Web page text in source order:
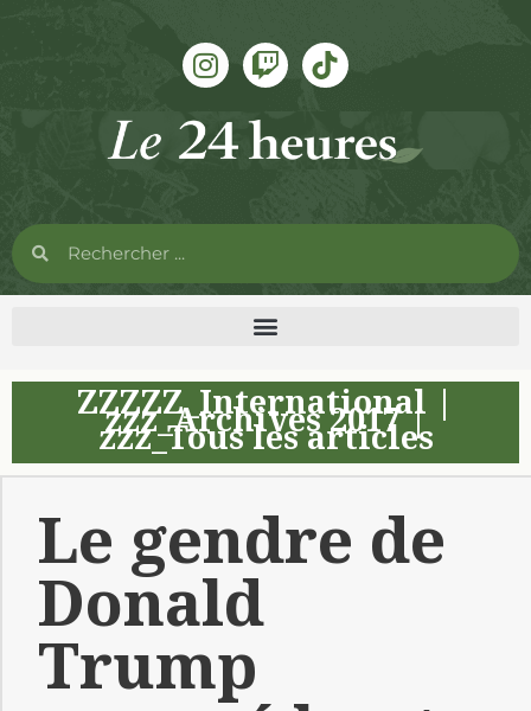
ZZZZZ_International
zzz_Archives 2017|
zzz_Tous les articles
Le gendre de
Donald
Trump